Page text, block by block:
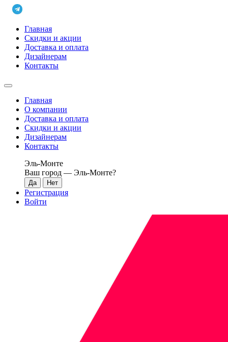
Главная
Скидки и акции
Доставка и оплата
Дизайнерам
Контакты
Главная
О компании
Доставка и оплата
Скидки и акции
Дизайнерам
Контакты
Эль-Монте
Ваш город — Эль-Монте?
Регистрация
Войти